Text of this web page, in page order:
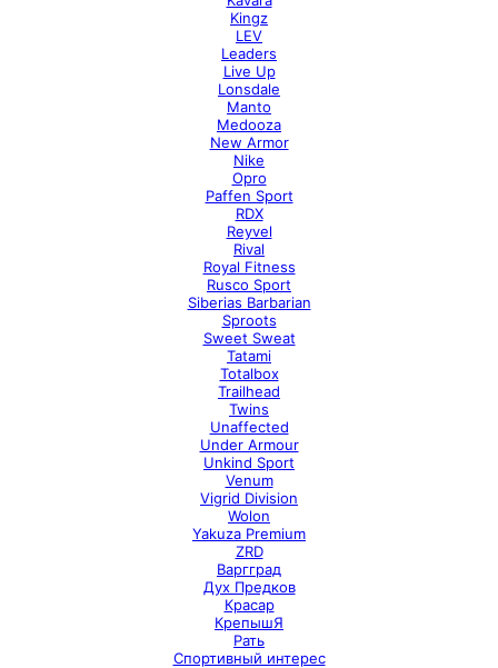
Kingz
LEV
Leaders
Live Up
Lonsdale
Manto
Medooza
New Armor
Nike
Opro
Paffen Sport
RDX
Reyvel
Rival
Royal Fitness
Rusco Sport
Siberias Barbarian
Sproots
Sweet Sweat
Tatami
Totalbox
Trailhead
Twins
Unaffected
Under Armour
Unkind Sport
Venum
Vigrid Division
Wolon
Yakuza Premium
ZRD
Варгград
Дух Предков
Красар
КрепышЯ
Рать
Спортивный интерес